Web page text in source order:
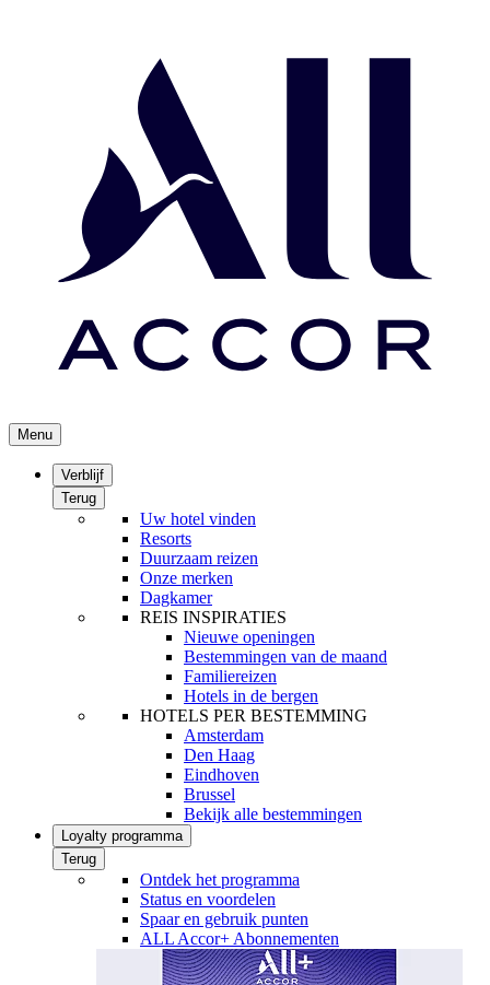
Menu
Verblijf
Terug
Uw hotel vinden
Resorts
Duurzaam reizen
Onze merken
Dagkamer
REIS INSPIRATIES
Nieuwe openingen
Bestemmingen van de maand
Familiereizen
Hotels in de bergen
HOTELS PER BESTEMMING
Amsterdam
Den Haag
Eindhoven
Brussel
Bekijk alle bestemmingen
Loyalty programma
Terug
Ontdek het programma
Status en voordelen
Spaar en gebruik punten
ALL Accor+ Abonnementen